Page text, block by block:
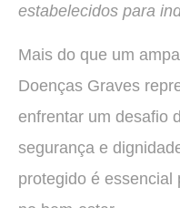
estabelecidos para
Mais do que um
Doenças Graves
enfrentar um desafio
segurança e
protegido é essencial